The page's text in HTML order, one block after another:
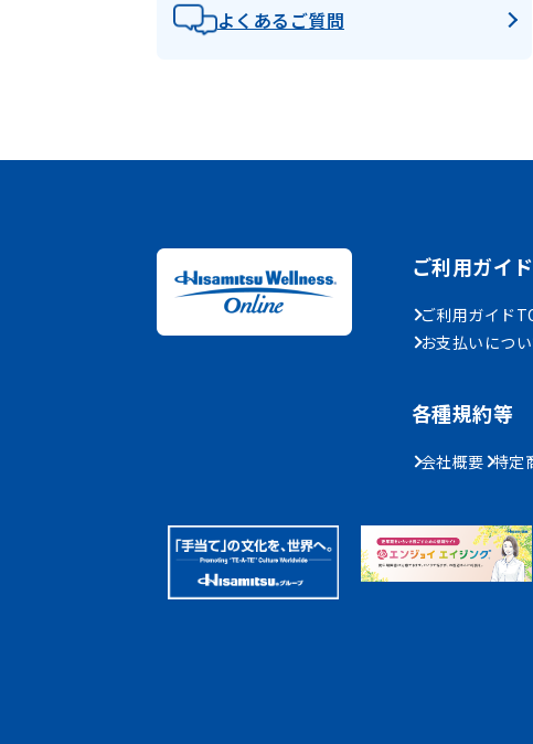
よくあるご質問
ご利用ガイド
ご利用ガイド
お支払いにつ
各種規約等
会社概要 特定